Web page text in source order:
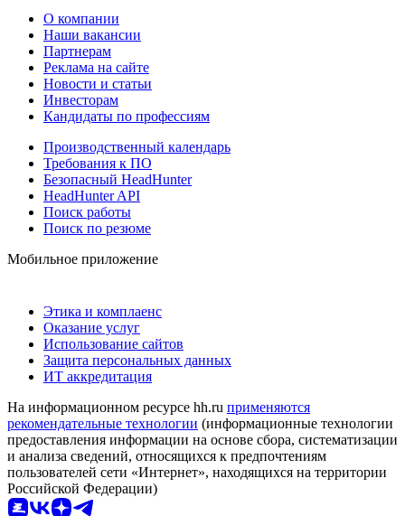
О компании
Наши вакансии
Партнерам
Реклама на сайте
Новости и статьи
Инвесторам
Кандидаты по профессиям
Производственный календарь
Требования к ПО
Безопасный HeadHunter
HeadHunter API
Поиск работы
Поиск по резюме
Мобильное приложение
Этика и комплаенс
Оказание услуг
Использование сайтов
Защита персональных данных
ИТ аккредитация
На информационном ресурсе hh.ru применяются
рекомендательные технологии (информационные технологии
предоставления информации на основе сбора, систематизации
и анализа сведений, относящихся к предпочтениям
пользователей сети «Интернет», находящихся на территории
Российской Федерации)